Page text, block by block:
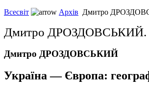
Всесвіт
Архів Дмитро
Дмитро ДРОЗДОВСЬКИЙ.
Дмитро ДРОЗДОВСЬКИЙ
Україна — Європа: